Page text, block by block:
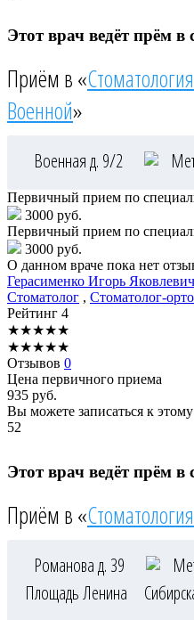
Этот врач ведёт прём
Приём в «
Военной»
Военная д. 9/2
Первичный прием по
3000 руб.
Первичный прием по
3000 руб.
О данном враче пока нет
Герасименко Игорь Яковлевич
Стоматолог , Стоматолог-
Рейтинг 4
★★★★★
★★★★★
Отзывов 0
Цена первичного приема
935 руб.
Вы можете записаться к
52
Этот врач ведёт прём
Приём в «
Романова д. 39
Площадь Ленина